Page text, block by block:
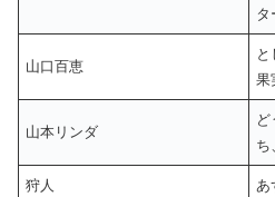
タ
山口百恵
果
山本リンダ
ど
ち
狩人 あ